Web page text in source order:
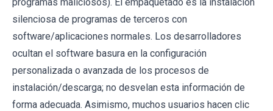
silenciosa de programas de terceros con
software/aplicaciones normales. Los desarrolladores
ocultan el software basura en la configuración
personalizada o avanzada de los procesos de
instalación/descarga; no desvelan esta información de
forma adecuada. Asimismo, muchos usuarios hacen clic